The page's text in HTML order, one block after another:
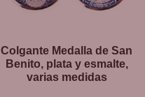
Colgante Medalla de San
Benito, plata y esmalte,
varias medidas